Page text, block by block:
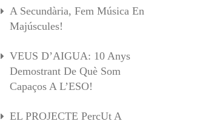
A Secundària, Fem Música En
Majúscules!
VEUS D’AIGUA: 10 Anys
Demostrant De Què Som
Capaços A L’ESO!
EL PROJECTE PercUt A